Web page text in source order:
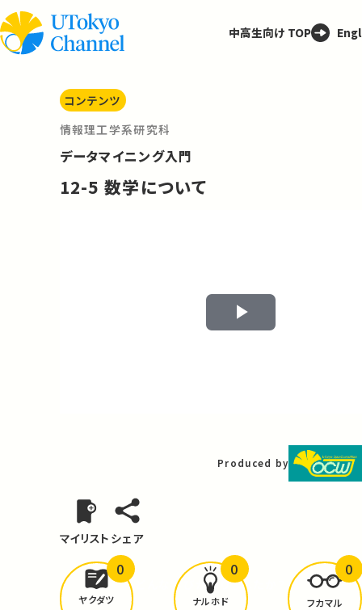
中高生向け TOP
コンテンツ
情報理工学系研究科
データマイニング入門
12-5 数学について
Play
Produced by
マイリスト シェア
どんな学びがありましたか？
ヤクダツ
0
ナルホド
0
フカマル
0